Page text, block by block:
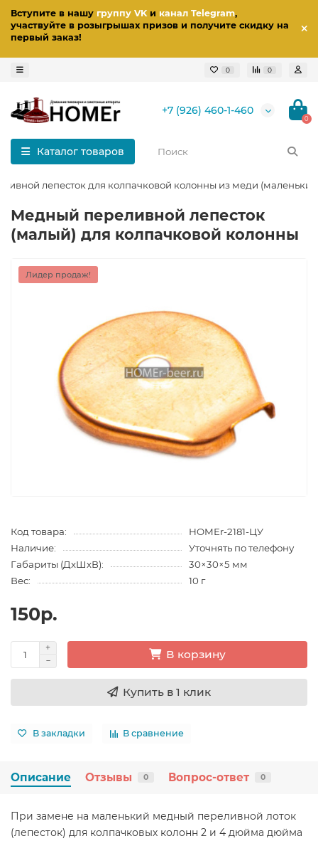
Вступите в нашу группу VKи канал Telegram,
участвуйте в розыгрышах призов и получите скидку на
первый заказ!
0 0
+7 (926) 460-1-460
0
Каталог товаров
лепесток для колпачковой колонны из меди
Медный переливной лепесток
(малый) для колпачковой колонны
Лидер продаж!
Код товара:
HOMEr-2181-ЦУ
Наличие:
Уточнять по телефону
Габариты (ДхШхВ):
30×30×5 мм
Вес:
10 г
150р.
В корзину
Купить в 1 клик
В закладки В сравнение
Описание Отзывы 0 Вопрос-ответ 0
При замене на маленький медный переливной лоток
(лепесток) для колпачковых колонн 2 и 4 дюйма дюйма